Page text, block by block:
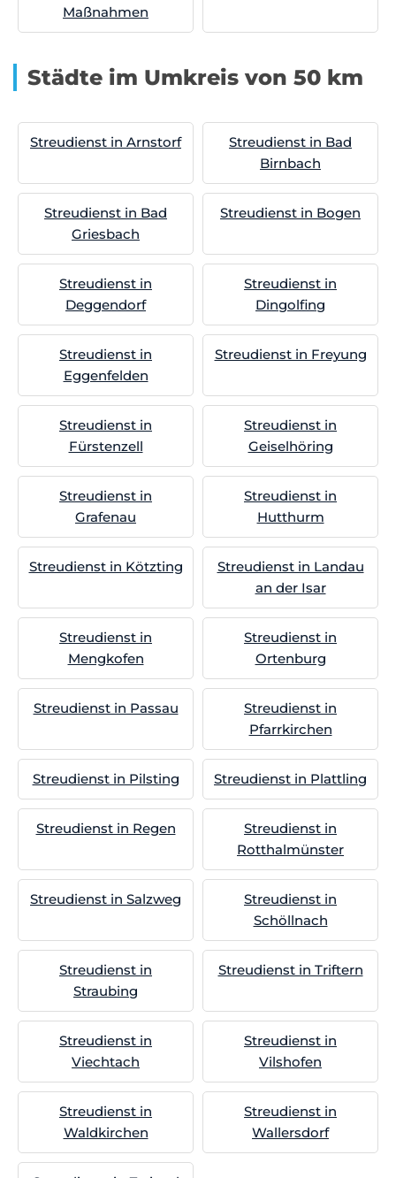
Maßnahmen
Städte im Umkreis von 50 km
Streudienst in Arnstorf
Streudienst in Bad
Birnbach
Streudienst in Bad
Griesbach
Streudienst in Bogen
Streudienst in
Deggendorf
Streudienst in
Dingolfing
Streudienst in
Eggenfelden
Streudienst in Freyung
Streudienst in
Fürstenzell
Streudienst in
Geiselhöring
Streudienst in
Grafenau
Streudienst in
Hutthurm
Streudienst in Kötzting
Streudienst in Landau
an der Isar
Streudienst in
Mengkofen
Streudienst in
Ortenburg
Streudienst in Passau
Streudienst in
Pfarrkirchen
Streudienst in Pilsting Streudienst in Plattling
Streudienst in Regen
Streudienst in
Rotthalmünster
Streudienst in Salzweg
Streudienst in
Schöllnach
Streudienst in
Straubing
Streudienst in Triftern
Streudienst in
Viechtach
Streudienst in
Vilshofen
Streudienst in
Waldkirchen
Streudienst in
Wallersdorf